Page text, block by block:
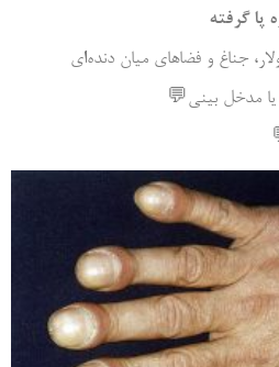
پا گرفته
جناغ و فضاهای میان دنده‌­ای
مدخل بینی💬